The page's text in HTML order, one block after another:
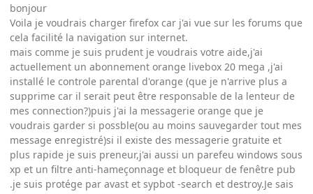
bonjour
Voila je voudrais charger firefox car j'ai vue sur les forums que
cela facilité la navigation sur internet.
mais comme je suis prudent je voudrais votre aide,j'ai
actuellement un abonnement orange livebox 20 mega ,j'ai
installé le controle parental d'orange (que je n'arrive plus a
supprime car il serait peut être responsable de la lenteur de
mes connection?)puis j'ai la messagerie orange que je
voudrais garder si possble(ou au moins sauvegarder tout mes
message enregistré)si il existe des messagerie gratuite et
plus rapide je suis preneur,j'ai aussi un parefeu windows sous
xp et un filtre anti-hameçonnage et bloqueur de fenêtre pub
.je suis protége par avast et sypbot -search et destroy.Je sais